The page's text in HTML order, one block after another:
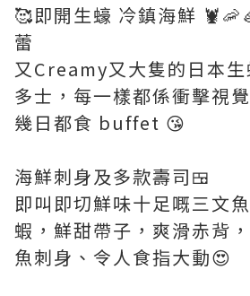
🥰即開⽣蠔 冷鎮海鮮
蕾
又Creamy又大隻的日本
多士，每一樣都係衝擊視
幾日都食 buffet 😘
海鮮刺身及多款壽司🍱
即叫即切鮮味十足嘅三文
蝦，鮮甜帶子，爽滑赤背
魚刺身、令人食指大動😍